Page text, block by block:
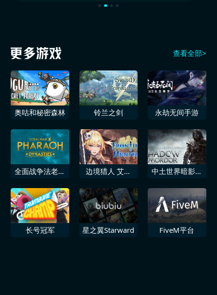
查看全部>
奥咕和秘密森林 铃兰之剑 永劫无间手游
全面战争法老王
边境猎人 艾尔
中土世界暗影魔
长号冠军 星之翼Starward FiveM平台